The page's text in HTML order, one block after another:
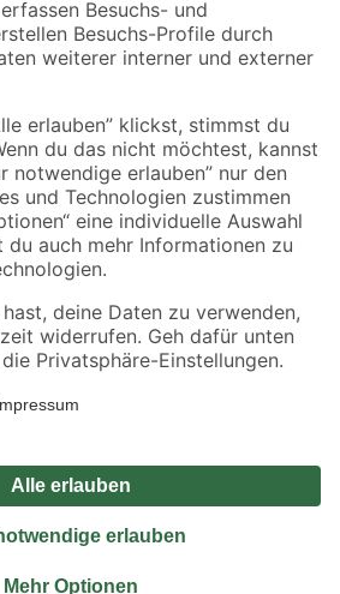
MwSt.. Die dargestellten Angebote sind unter
Die angegebenen Verfügbarkeiten beziehen
gilt nicht für Artikel mit Speditionsversand, hier
Impressum
Widerrufsrecht
Vertrag widerrufen